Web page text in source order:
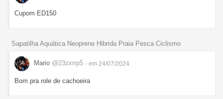
Cupom ED150
Sapatilha Aquática Neoprene Hibrida Praia Pesca Ciclismo
Mario @23zxrrp5 - em 24/07/2024
Bom pra role de cachoeira